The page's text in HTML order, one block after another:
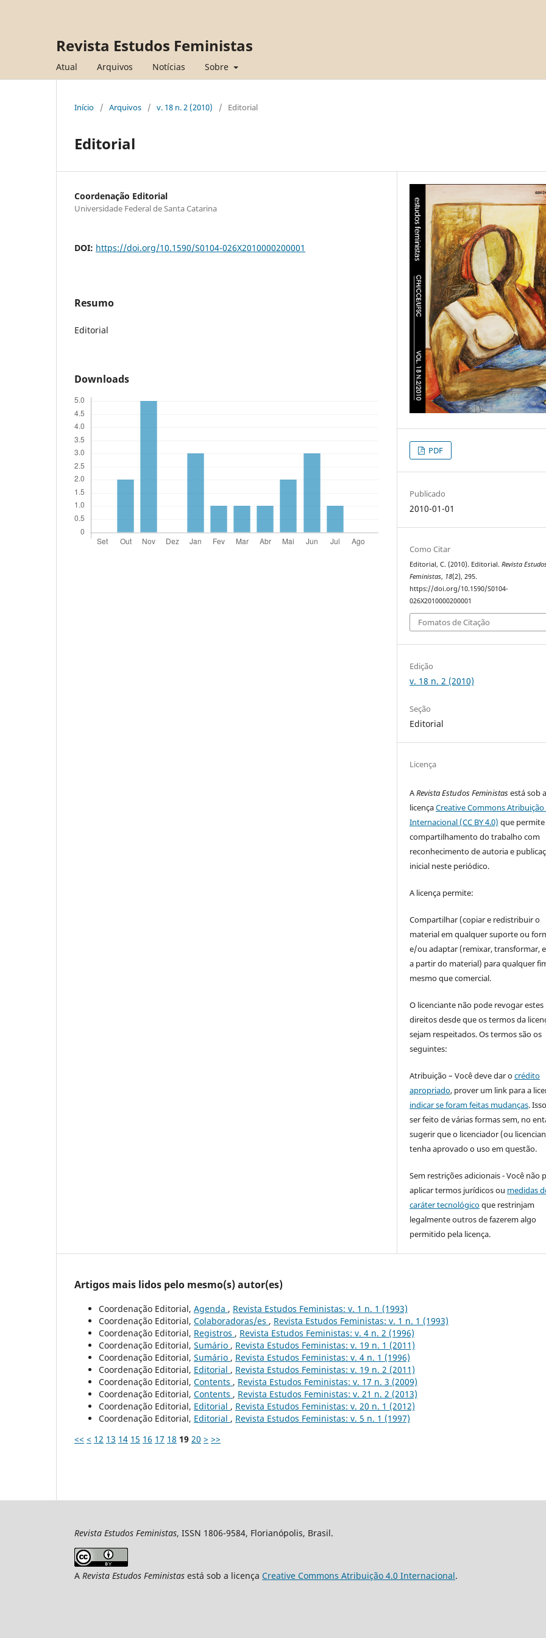
Revista Estudos Feministas
Atual Arquivos Notícias Sobre
Início / Arquivos / v. 18 n. 2 (2010) / Editorial
Editorial
Coordenação Editorial
Universidade Federal de Santa Catarina
DOI: https://doi.org/10.1590/S0104-026X2010000200001
Resumo
Editorial
Downloads
PDF
Publicado
2010-01-01
Como Citar
Editorial, C. (2010). Editorial.Revista
Feministas, 18(2), 295.
https://doi.org/10.1590/S0104-
026X2010000200001
Fomatos de Citação
Edição
v. 18 n. 2 (2010)
Seção
Editorial
Licença
ARevista Estudos Feministasestá sob a
licençaCreative Commons Atribuição
Internacional (CC BY 4.0) que
compartilhamento do trabalho com
reconhecimento de autoria e
inicial neste periódico.
A licença permite:
Compartilhar (copiar e redistribuir o
material em qualquer suporte ou
e/ou adaptar (remixar, transformar,
a partir do material) para qualquer
mesmo que comercial.
O licenciante não pode revogar estes
direitos desde que os termos da
sejam respeitados. Os termos são os
seguintes:
Atribuição – Você deve dar ocrédito
apropriado, prover um link para a
indicar se foram feitas mudanças.
ser feito de várias formas sem, no
sugerir que o licenciador (ou
tenha aprovado o uso em questão.
Sem restrições adicionais - Você não
aplicar termos jurídicos ou medidas
caráter tecnológicoque restrinjam
legalmente outros de fazerem algo
permitido pela licença.
Artigos mais lidos pelo mesmo(s) autor(es)
Coordenação Editorial, Agenda , Revista Estudos Feministas: v. 1 n. 1 (1993)
Coordenação Editorial, Colaboradoras/es , Revista Estudos Feministas: v. 1 n. 1 (1993)
Coordenação Editorial, Registros , Revista Estudos Feministas: v. 4 n. 2 (1996)
Coordenação Editorial, Sumário , Revista Estudos Feministas: v. 19 n. 1 (2011)
Coordenação Editorial, Sumário , Revista Estudos Feministas: v. 4 n. 1 (1996)
Coordenação Editorial, Editorial , Revista Estudos Feministas: v. 19 n. 2 (2011)
Coordenação Editorial, Contents , Revista Estudos Feministas: v. 17 n. 3 (2009)
Coordenação Editorial, Contents , Revista Estudos Feministas: v. 21 n. 2 (2013)
Coordenação Editorial, Editorial , Revista Estudos Feministas: v. 20 n. 1 (2012)
Coordenação Editorial, Editorial , Revista Estudos Feministas: v. 5 n. 1 (1997)
<< < 12 13 14 15 16 17 18 19 20 > >>
Revista Estudos Feministas, ISSN 1806-9584, Florianópolis, Brasil.
A Revista Estudos Feministas está sob a licença Creative Commons Atribuição 4.0 Internacional.